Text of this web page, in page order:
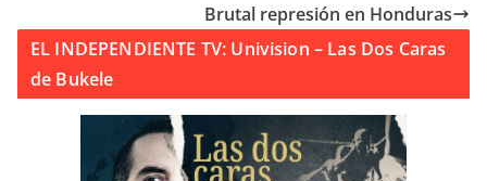
Brutal represión en Honduras
EL INDEPENDIENTE TV: Univision – Las Dos Caras
de Bukele